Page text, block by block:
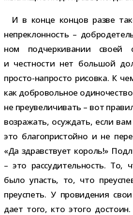
И в конце кон­цов разве
непре­клон­ность –
ном под­чер­ки­ва­нии своей
и чест­но­сти нет боль­шой
просто-​напросто рисовка. К
как доб­ро­воль­ное
не пре­уве­ли­чи­вать – вот
воз­ра­жать, осуж­дать, если
это бла­го­при­стойно и не
«Да здрав­ствует король!»
– это рас­су­ди­тель­ность. То,
было упасть, то, что
пре­успеть. У про­ви­де­ния
дает того, кто этого